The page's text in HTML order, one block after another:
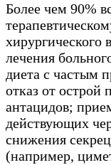
Более чем 90%
хирургического
лечения
диета с частым
отказ от острой
антацидов;
действующих
снижения
(например,